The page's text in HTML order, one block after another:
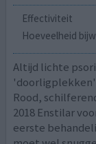
Effectiviteit
Hoeveelheid
Altijd lichte
'doorligplekken'
Rood,
2018 Enstilar
eerste